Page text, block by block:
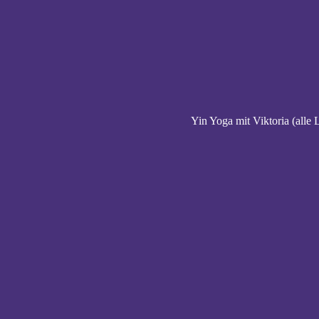
Yin Yoga mit Viktoria (alle